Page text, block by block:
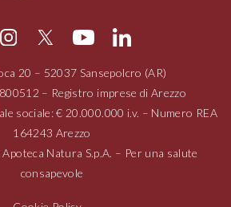
20 – 52037 Sansepolcro (AR)
– Registro imprese di Arezzo
sociale: € 20.000.000 i.v. – Numero REA
164243 Arezzo
Natura S.p.A. – Per una salute
consapevole